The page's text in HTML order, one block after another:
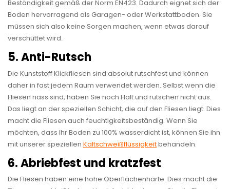
Beständigkeit gemäß der Norm EN423. Dadurch eignet sich der
Boden hervorragend als Garagen- oder Werkstattboden. Sie
müssen sich also keine Sorgen machen, wenn etwas darauf
verschüttet wird.
5. Anti-Rutsch
Die Kunststoff Klickfliesen sind absolut rutschfest und können
daher in fast jedem Raum verwendet werden. Selbst wenn die
Fliesen nass sind, haben Sie noch Halt und rutschen nicht aus.
Das liegt an der speziellen Schicht, die auf den Fliesen liegt. Dies
macht die Fliesen auch feuchtigkeitsbeständig. Wenn Sie
möchten, dass Ihr Boden zu 100% wasserdicht ist, können Sie ihn
mit unserer speziellen Kaltschweißflüssigkeitbehandeln.
6. Abriebfest und kratzfest
Die Fliesen haben eine hohe Oberflächenhärte. Dies macht die